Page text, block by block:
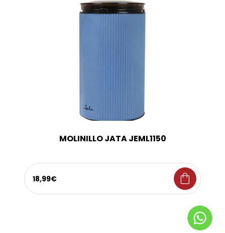
MOLINILLO JATA JEML1150
18,99€ shopping_bag